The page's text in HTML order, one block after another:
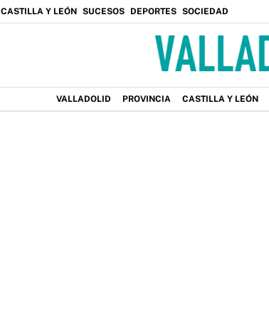
CASTILLA Y LEÓN SUCESOS DEPORTES SOCIEDAD
VALLADOLID PROVINCIA CASTILLA Y LEÓN